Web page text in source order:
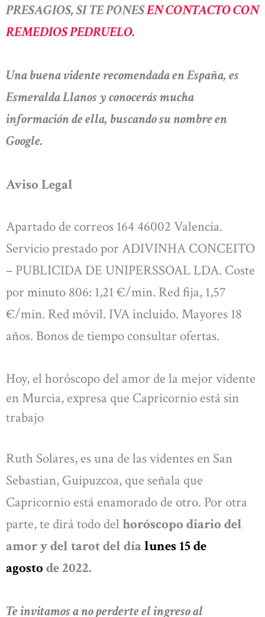
PRESAGIOS, SI TE PONESEN CONTACTO CON
REMEDIOS PEDRUELO.
Una buena vidente recomendada en España, es
Esmeralda Llanos y conocerás mucha
información de ella, buscando su nombre en
Google.
Aviso Legal
Apartado de correos 164 46002 Valencia.
Servicio prestado por ADIVINHA CONCEITO
– PUBLICIDA DE UNIPERSSOAL LDA. Coste
por minuto 806: 1,21 €/min. Red fija, 1,57
€/min. Red móvil. IVA incluido. Mayores 18
años. Bonos de tiempo consultar ofertas.
Hoy, el horóscopo del amor de la mejor vidente
en Murcia, expresa que Capricornio está sin
trabajo
Ruth Solares, es una de las videntes en San
Sebastian, Guipuzcoa, que señala que
Capricornio está enamorado de otro. Por otra
parte, te dirá todo del horóscopo diario del
amor y del tarot del díalunes 15 de
agosto de 2022.
Te invitamos a no perderte el ingreso al